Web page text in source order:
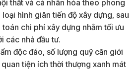
thất và cá nhân hóa theo phong
hình giãn tiến độ xây dựng, sau
chi phí xây dựng nhằm tối ưu
các nhà đầu tư.
độc đáo, số lượng quỹ căn giới
tiện ích thời thượng xanh mát